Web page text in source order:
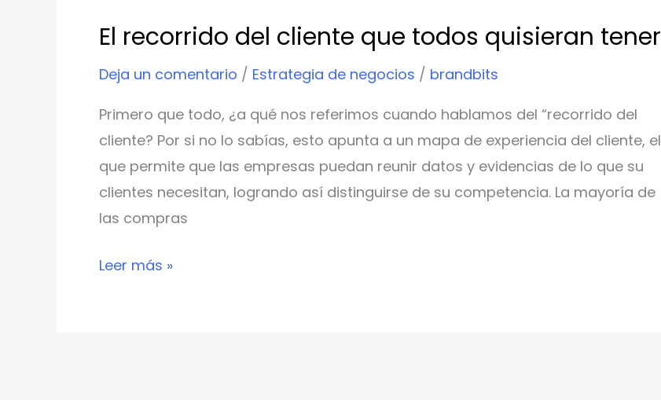
El recorrido del cliente que todos quisieran tener
Deja un comentario / Estrategia de negocios / brandbits
Primero que todo, ¿a qué nos referimos cuando hablamos del “recorrido del
cliente? Por si no lo sabías, esto apunta a un mapa de experiencia del cliente, el
que permite que las empresas puedan reunir datos y evidencias de lo que su
clientes necesitan, logrando así distinguirse de su competencia. La mayoría de
las compras
del
cliente
todos
quisieran
tener
Leer más »